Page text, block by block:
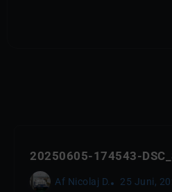
20250605-174543-
Af Nicolaj D. 25 Juni,